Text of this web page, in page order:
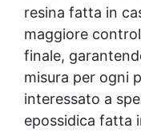
resina fatta in
maggiore
finale,
misura per ogni
interessato a
epossidica fatta